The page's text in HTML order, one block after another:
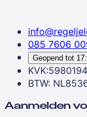
085 7606
Geopend tot
BTW:
Aanmelden